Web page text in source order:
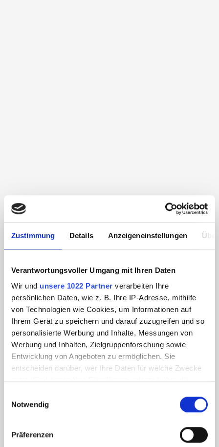
Zustimmung Details Anzeigeneinstellungen
Verantwortungsvoller Umgang mit Ihren Daten
Wir und unsere 1022 Partner verarbeiten Ihre
persönlichen Daten, wie z. B. Ihre IP-Adresse, mithilfe
von Technologien wie Cookies, um Informationen auf
Ihrem Gerät zu speichern und darauf zuzugreifen und so
personalisierte Werbung und Inhalte, Messungen von
Werbung und Inhalten, Zielgruppenforschung sowie
Entwicklung von Angeboten zu ermöglichen. Sie
entscheiden darüber, wer Ihre Daten für welche Zwecke
nutzt. Sie können Ihre Einwilligung jederzeit über die
Trigger Symbol ändern oder widerrufen
Informationen über Ihre geografische Lage
Notwendig
Präferenzen